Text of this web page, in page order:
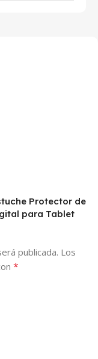
Protector de
para Tablet
publicada. Los
*